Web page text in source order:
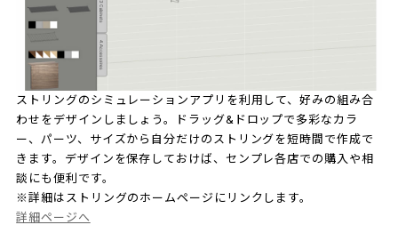
ストリングのシミュレーションアプリを利用して、好みの組み合
わせをデザインしましょう。ドラッグ&ドロップで多彩なカラ
ー、パーツ、サイズから自分だけのストリングを短時間で作成で
きます。デザインを保存しておけば、センプレ各店での購入や相
談にも便利です。
※詳細はストリングのホームページにリンクします。
詳細ページへ